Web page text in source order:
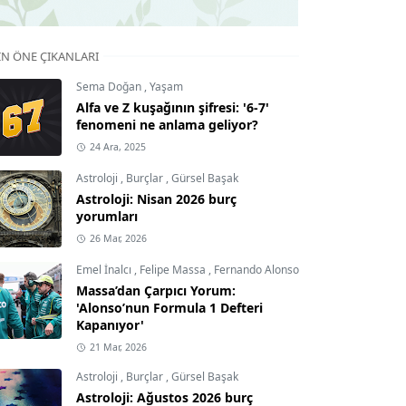
ÖNE ÇIKANLARI
Sema Doğan ,Yaşam
Alfa ve Z kuşağının şifresi: '6-7'
fenomeni ne anlama geliyor?
24 Ara, 2025
Astroloji , Burçlar ,Gürsel Başak
Astroloji: Nisan 2026 burç
yorumları
26 Mar, 2026
Emel İnalcı , Felipe Massa , Fernando Alonso
Massa’dan Çarpıcı Yorum:
'Alonso’nun Formula 1 Defteri
Kapanıyor'
21 Mar, 2026
Astroloji , Burçlar ,Gürsel Başak
Astroloji: Ağustos 2026 burç